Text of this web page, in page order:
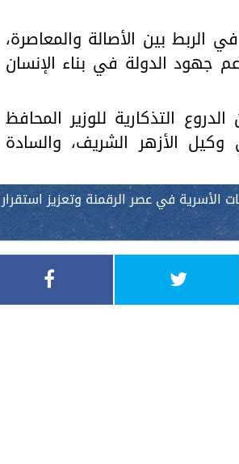
الربط بين الأصالة والمعاصرة،
جهود الدولة في بناء الإنسان
التذكارية للوزير المحافظ
الأزهر الشريف، والسادة
الأسرية في عصر الرقمنة وتعزيز استقرار